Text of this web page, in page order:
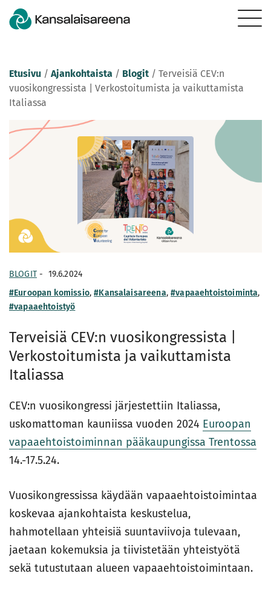
Etusivu / Ajankohtaista / Blogit / Terveisiä CEV:n
vuosikongressista | Verkostoitumista ja vaikuttamista
Italiassa
BLOGIT- 19.6.2024
#Euroopan komissio,#Kansalaisareena,#vapaaehtoistoiminta,
#vapaaehtoistyö
Terveisiä CEV:n vuosikongressista |
Verkostoitumista ja vaikuttamista
Italiassa
CEV:n vuosikongressi järjestettiin Italiassa,
uskomattoman kauniissa vuoden 2024 Euroopan
vapaaehtoistoiminnan pääkaupungissa Trentossa
14.-17.5.24.
Vuosikongressissa käydään vapaaehtoistoimintaa
koskevaa ajankohtaista keskustelua,
hahmotellaan yhteisiä suuntaviivoja tulevaan,
jaetaan kokemuksia ja tiivistetään yhteistyötä
sekä tutustutaan alueen vapaaehtoistoimintaan.